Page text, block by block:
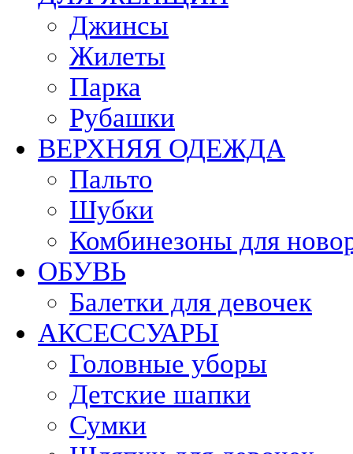
Джинсы
Жилеты
Парка
Рубашки
ВЕРХНЯЯ ОДЕЖДА
Пальто
Шубки
Комбинезоны для
ОБУВЬ
Балетки для девочек
АКСЕССУАРЫ
Головные уборы
Детские шапки
Сумки